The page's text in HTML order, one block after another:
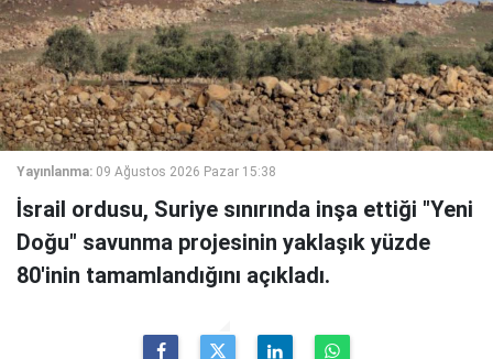
Yayınlanma: 09 Ağustos 2026 Pazar 15:38
İsrail ordusu, Suriye sınırında inşa ettiği "Yeni
Doğu" savunma projesinin yaklaşık yüzde
80'inin tamamlandığını açıkladı.